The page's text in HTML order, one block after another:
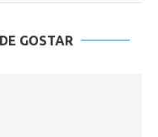
GOSTAR